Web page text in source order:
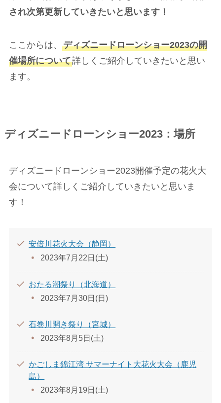
され次第更新していきたいと思います！
ここからは、 ディズニードローンショー2023の開
催場所について詳しくご紹介していきたいと思い
ます。
ディズニードローンショー2023：場所
ディズニードローンショー2023開催予定の花火大
会について詳しくご紹介していきたいと思いま
す！
安倍川花火大会（静岡）
2023年7月22日(土)
おたる潮祭り（北海道）
2023年7月30日(日)
石巻川開き祭り（宮城）
2023年8月5日(土)
かごしま錦江湾 サマーナイト大花火大会（鹿児
島）
2023年8月19日(土)